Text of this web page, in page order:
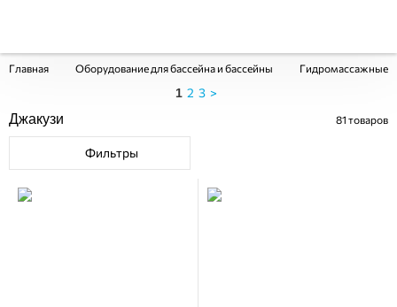
Главная Оборудование для бассейна и бассейны Гидромассажные
1 2 3 >
Джакузи
81 товаров
Фильтры